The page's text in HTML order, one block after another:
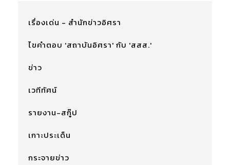
เรื่องเด่น - สำนักข่าวอิศรา
ไขคำตอบ 'สถาบันอิศรา' กับ 'สสส.'
ข่าว
เวทีทัศน์
รายงาน-สกู๊ป
เกาะประเด็น
กระจายข่าว